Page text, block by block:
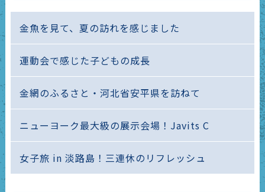
金魚を見て、夏の訪れを感じました
運動会で感じた子どもの成長
金網のふるさと・河北省安平県を訪ねて
ニューヨーク最大級の展示会場！Javits C
女子旅 in 淡路島！三連休のリフレッシュ